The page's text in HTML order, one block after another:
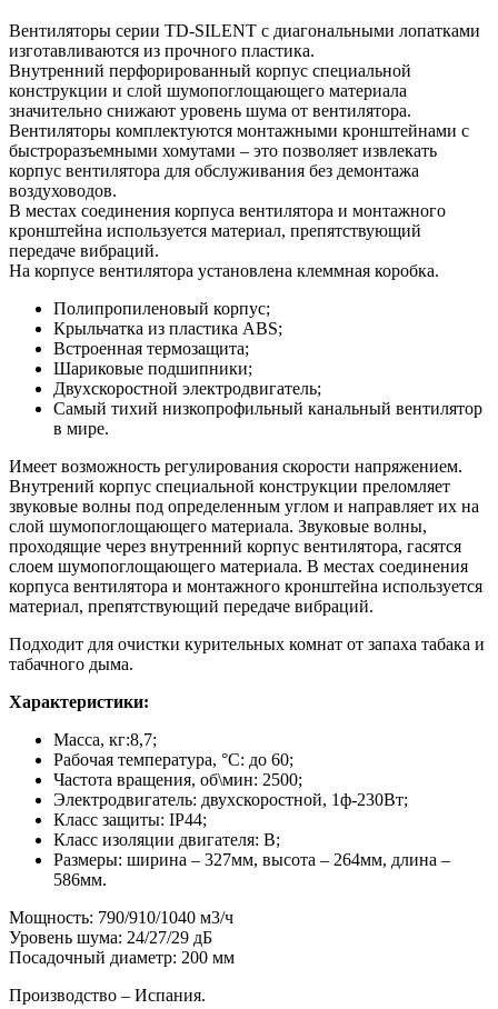
Вентиляторы серии TD-SILENT с диагональными лопатками
изготавливаются из прочного пластика.
Внутренний перфорированный корпус специальной
конструкции и слой шумопоглощающего материала
значительно снижают уровень шума от вентилятора.
Вентиляторы комплектуются монтажными кронштейнами с
быстроразъемными хомутами – это позволяет извлекать
корпус вентилятора для обслуживания без демонтажа
воздуховодов.
В местах соединения корпуса вентилятора и монтажного
кронштейна используется материал, препятствующий
передаче вибраций.
На корпусе вентилятора установлена клеммная коробка.
Полипропиленовый корпус;
Крыльчатка из пластика ABS;
Встроенная термозащита;
Шариковые подшипники;
Двухскоростной электродвигатель;
Самый тихий низкопрофильный канальный вентилятор
в мире.
Имеет возможность регулирования скорости напряжением.
Внутрений корпус специальной конструкции преломляет
звуковые волны под определенным углом и направляет их на
слой шумопоглощающего материала. Звуковые волны,
проходящие через внутренний корпус вентилятора, гасятся
слоем шумопоглощающего материала. В местах соединения
корпуса вентилятора и монтажного кронштейна используется
материал, препятствующий передаче вибраций.
Подходит для очистки курительных комнат от запаха табака и
табачного дыма.
Характеристики:
Масса, кг:8,7;
Рабочая температура, °С: до 60;
Частота вращения, об\мин: 2500;
Электродвигатель: двухскоростной, 1ф-230Вт;
Класс защиты: IP44;
Класс изоляции двигателя: В;
Размеры: ширина – 327мм, высота – 264мм, длина –
586мм.
Мощность: 790/910/1040 м3/ч
Уровень шума: 24/27/29 дБ
Посадочный диаметр: 200 мм
Производство – Испания.